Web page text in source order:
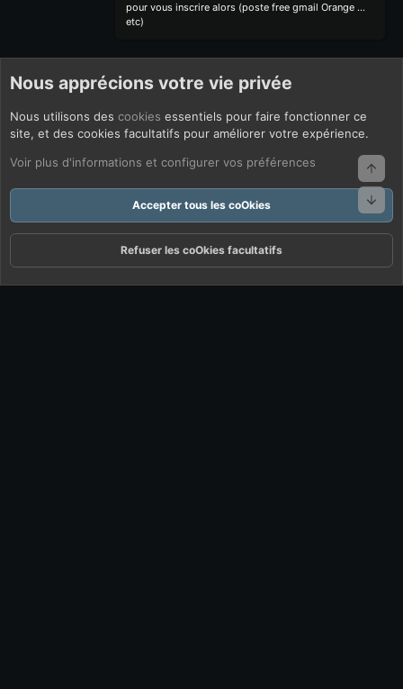
pour vous inscrire alors (poste free gmail Orange ...
etc)
Nous apprécions votre vie privée
Nous utilisons des cookies essentiels pour faire fonctionner ce
site, et des cookies facultatifs pour améliorer votre expérience.
Voir plus d'informations et configurer vos préférences
Accepter tous les coOkies
Refuser les coOkies facultatifs